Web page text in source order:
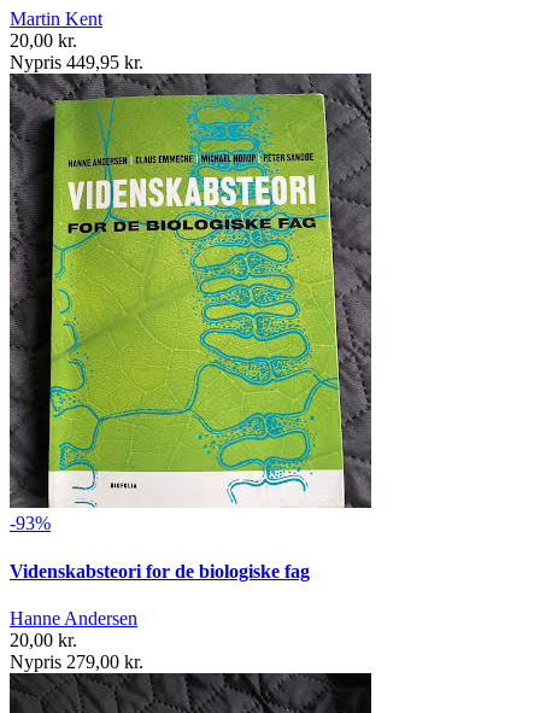
Martin Kent
20,00 kr.
Nypris 449,95 kr.
-93%
Videnskabsteori for de biologiske fag
Hanne Andersen
20,00 kr.
Nypris 279,00 kr.